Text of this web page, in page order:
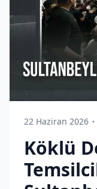
22 Haziran 2026
Köklü